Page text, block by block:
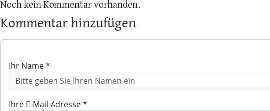
Noch kein Kommentar vorhanden.
Kommentar hinzufügen
Ihr Name *
Ihre E-Mail-Adresse *